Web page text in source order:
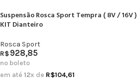
Suspensão Rosca Sport Tempra ( 8V / 16V )
KIT Dianteiro
Rosca Sport
R$928,85
no boleto
em até12x de R$104,61